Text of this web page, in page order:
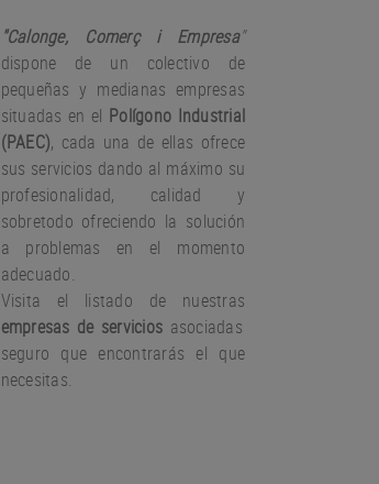
"Calonge, Comerç i Empresa"
dispone de un colectivo de
pequeñas y medianas empresas
situadas en el Polígono Industrial
(PAEC), cada una de ellas ofrece
sus servicios dando al máximo su
profesionalidad, calidad y
sobretodo ofreciendo la solución
a problemas en el momento
adecuado.
Visita el listado de nuestras
empresas de servicios asociadas
seguro que encontrarás el que
necesitas.